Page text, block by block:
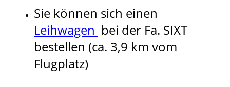
Sie können sich einen
Leihwagen bei der Fa. SIXT
bestellen (ca. 3,9 km vom
Flugplatz)